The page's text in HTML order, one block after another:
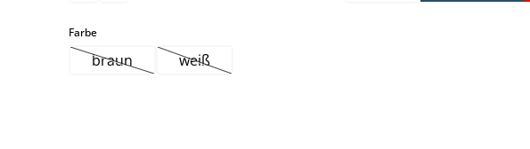
Farbeselect
braun(Esta opción no está disponible en este momento.)
weiß(Esta opción no está disponible en este momento.)